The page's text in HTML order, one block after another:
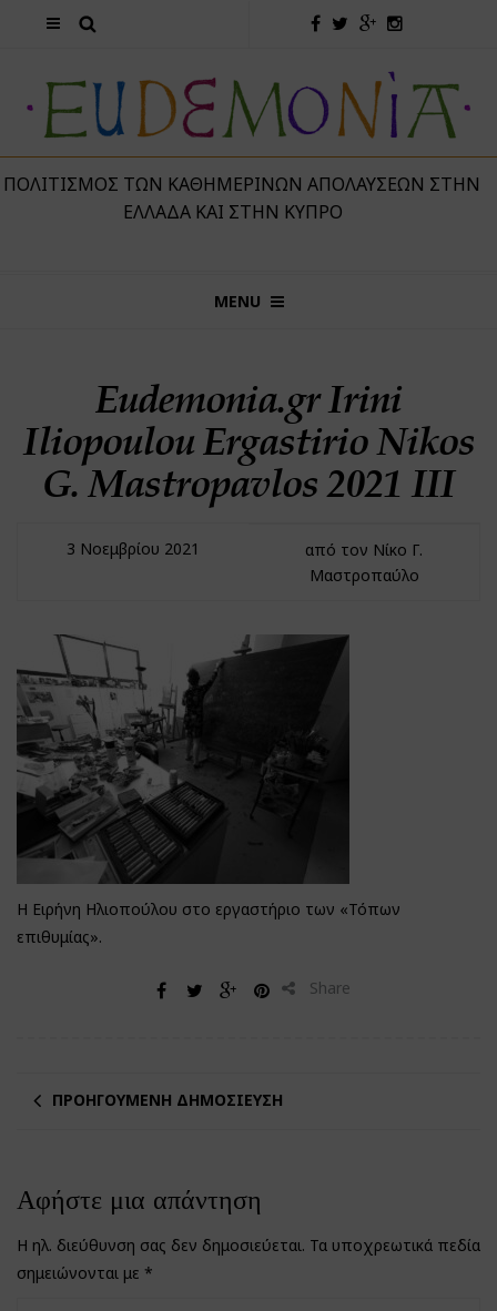
ΤΩΝ ΚΑΘΗΜΕΡΙΝΏΝ ΑΠΟΛΑΎΣΕΩΝ ΣΤΗΝ
ΕΛΛΆΔΑ ΚΑΙ ΣΤΗΝ ΚΎΠΡΟ
MENU
Eudemonia.gr Irini
Iliopoulou Ergastirio Nikos
G. Mastropavlos 2021 III
3 Νοεμβρίου 2021
από τον Νίκο Γ.
Μαστροπαύλο
Η Ειρήνη Ηλιοπούλου στο εργαστήριο των «Τόπων
επιθυμίας».
Share
ΠΡΟΗΓΟΎΜΕΝΗ ΔΗΜΟΣΊΕΥΣΗ
Αφήστε μια απάντηση
Η ηλ. διεύθυνση σας δεν δημοσιεύεται. Τα υποχρεωτικά πεδία
σημειώνονται με *